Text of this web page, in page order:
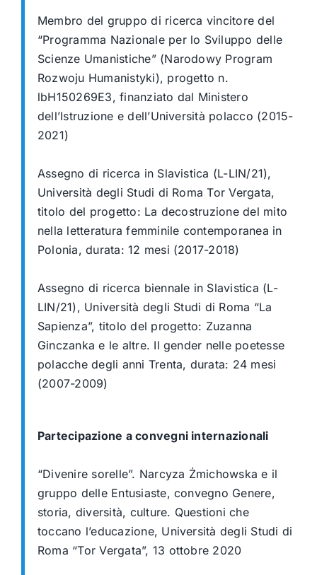
Membro del gruppo di ricerca vincitore del
“Programma Nazionale per lo Sviluppo delle
Scienze Umanistiche” (Narodowy Program
Rozwoju Humanistyki), progetto n.
lbH150269E3, finanziato dal Ministero
dell’Istruzione e dell’Università polacco (2015-
2021)
Assegno di ricerca in Slavistica (L-LIN/21),
Università degli Studi di Roma Tor Vergata,
titolo del progetto: La decostruzione del mito
nella letteratura femminile contemporanea in
Polonia, durata: 12 mesi (2017-2018)
Assegno di ricerca biennale in Slavistica (L-
LIN/21), Università degli Studi di Roma “La
Sapienza”, titolo del progetto: Zuzanna
Ginczanka e le altre. Il gender nelle poetesse
polacche degli anni Trenta, durata: 24 mesi
(2007-2009)
Partecipazione a convegni internazionali
“Divenire sorelle”. Narcyza Żmichowska e il
gruppo delle Entusiaste, convegno Genere,
storia, diversità, culture. Questioni che
toccano l’educazione, Università degli Studi di
Roma “Tor Vergata”, 13 ottobre 2020